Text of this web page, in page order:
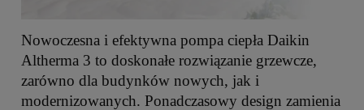
Nowoczesna i efektywna pompa ciepła Daikin
Altherma 3 to doskonałe rozwiązanie grzewcze,
zarówno dla budynków nowych, jak i
modernizowanych. Ponadczasowy design zamienia